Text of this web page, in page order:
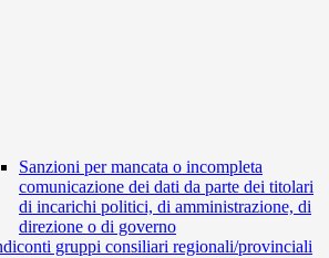
Sanzioni per mancata o incompleta
comunicazione dei dati da parte dei titolari
di incarichi politici, di amministrazione, di
direzione o di governo
gruppi consiliari regionali/provinciali